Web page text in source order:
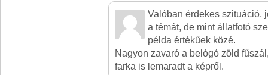
Valóban érdekes szituáció,
a témát, de mint állatfotó
példa értékűek közé.
Nagyon zavaró a belógó zöld
farka is lemaradt a képről.